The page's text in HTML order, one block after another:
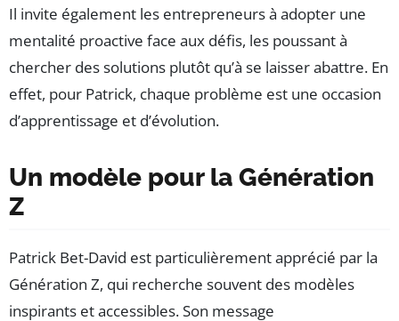
Il invite également les entrepreneurs à adopter une
mentalité proactive face aux défis, les poussant à
chercher des solutions plutôt qu’à se laisser abattre. En
effet, pour Patrick, chaque problème est une occasion
d’apprentissage et d’évolution.
Un modèle pour la Génération
Z
Patrick Bet-David est particulièrement apprécié par la
Génération Z, qui recherche souvent des modèles
inspirants et accessibles. Son message